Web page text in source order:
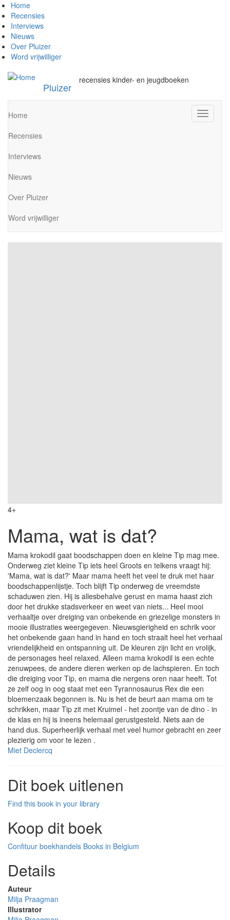
Overslaan
en
naar
de
inhoud
gaan
Home
Recensies
Interviews
Nieuws
Over Pluizer
Word vrijwilliger
Pluizer
recensies kinder- en jeugdboeken
wisselen
Home
Recensies
Interviews
Nieuws
Over Pluizer
Word vrijwilliger
4+
Mama, wat is dat?
Mama krokodil gaat boodschappen doen en kleine Tip mag mee.
Onderweg ziet kleine Tip iets heel Groots en telkens vraagt hij:
'Mama, wat is dat?' Maar mama heeft het veel te druk met haar
boodschappenlijstje. Toch blijft Tip onderweg de vreemdste
schaduwen zien. Hij is allesbehalve gerust en mama haast zich
door het drukke stadsverkeer en weet van niets... Heel mooi
verhaaltje over dreiging van onbekende en griezelige monsters in
mooie illustraties weergegeven. Nieuwsgierigheid en schrik voor
het onbekende gaan hand in hand en toch straalt heel het verhaal
vriendelijkheid en ontspanning uit. De kleuren zijn licht en vrolijk,
de personages heel relaxed. Alleen mama krokodil is een echte
zenuwpees, de andere dieren werken op de lachspieren. En toch
die dreiging voor Tip, en mama die nergens oren naar heeft. Tot
ze zelf oog in oog staat met een Tyrannosaurus Rex die een
bloemenzaak begonnen is. Nu is het de beurt aan mama om te
schrikken, maar Tip zit met Kruimel - het zoontje van de dino - in
de klas en hij is ineens helemaal gerustgesteld. Niets aan de
hand dus. Superheerlijk verhaal met veel humor gebracht en zeer
plezierig om voor te lezen .
Miet Declercq
Dit boek uitlenen
Find this book in your library
Koop dit boek
Confituur boekhandels Books in Belgium
Details
Auteur
Milja Praagman
Illustrator